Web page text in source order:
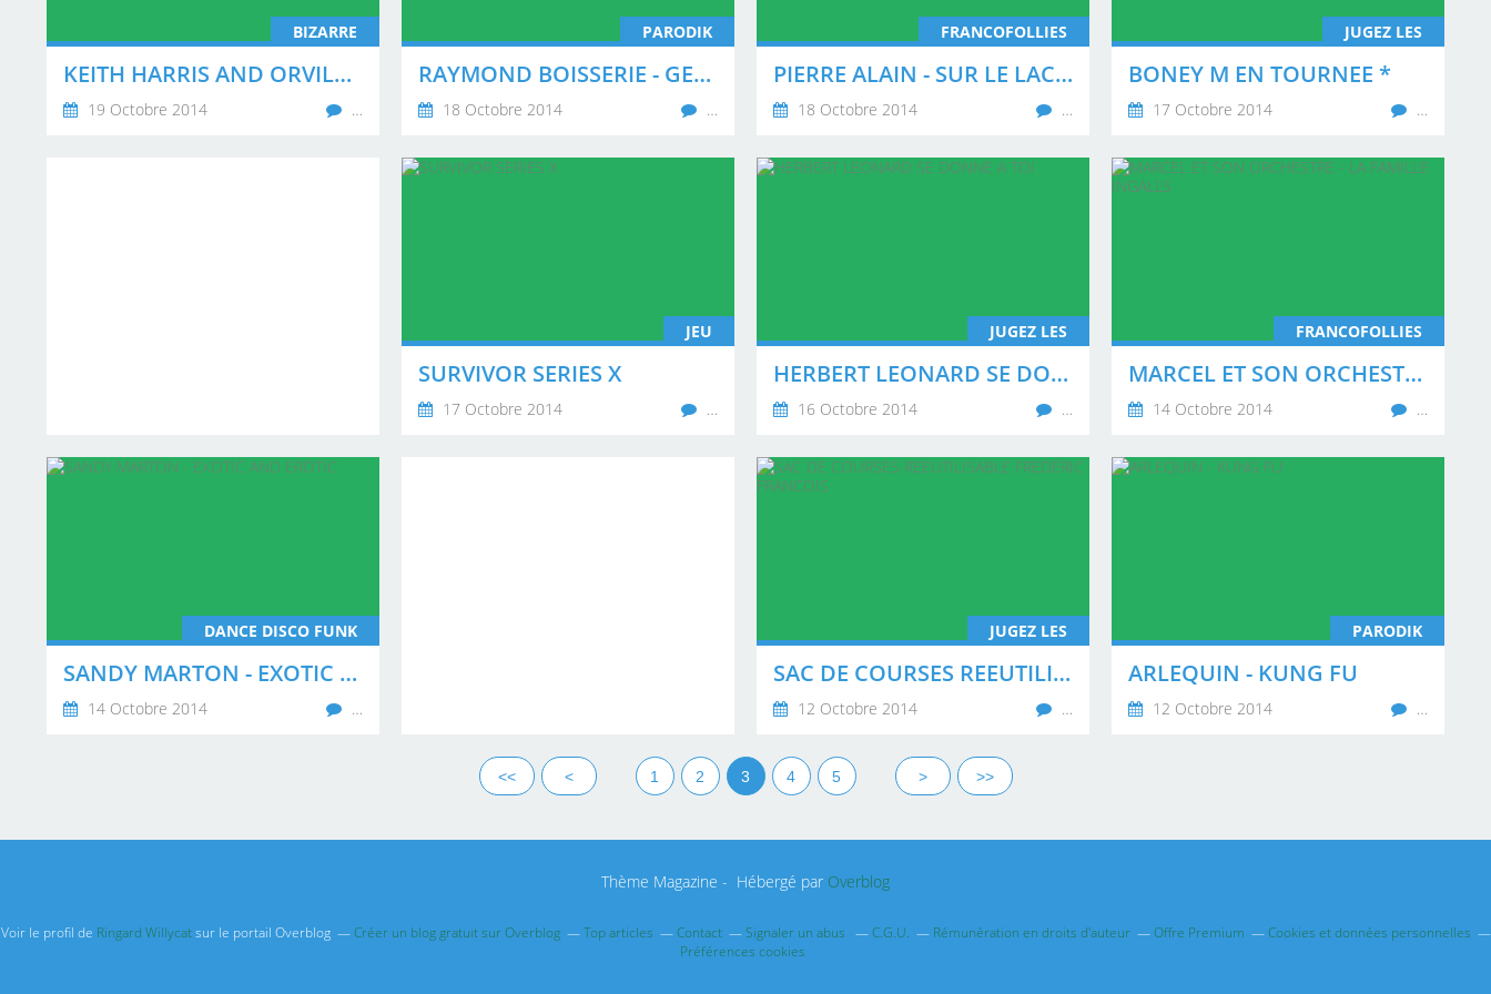
BIZARRE
KEITH HARRIS AND ORVILLE - I WISH I COULD FLY
19 Octobre 2014 …
PARODIK
RAYMOND BOISSERIE - GET BACK
18 Octobre 2014 …
FRANCOFOLLIES
PIERRE ALAIN - SUR LE LAC D'ANNECY
18 Octobre 2014 …
JUGEZ LES
BONEY M EN TOURNEE *
17 Octobre 2014 …
JEU
SURVIVOR SERIES X
17 Octobre 2014 …
JUGEZ LES
HERBERT LEONARD SE DONNE A TOI
16 Octobre 2014 …
FRANCOFOLLIES
MARCEL ET SON ORCHESTRE - LA FAMILLE INGALLS
14 Octobre 2014 …
DANCE DISCO FUNK
SANDY MARTON - EXOTIC AND EROTIC
14 Octobre 2014 …
JUGEZ LES
SAC DE COURSES REEUTILISABLE FREDERIC FRANCOIS
12 Octobre 2014 …
PARODIK
ARLEQUIN - KUNG FU
12 Octobre 2014 …
<< < 1 2 3 4 5 > >>
Thème Magazine - Hébergé par Overblog
Voir le profil de Ringard Willycatsur le portail Overblog Créer un blog gratuit sur Overblog Top articles Contact Signaler un abus C.G.U. Rémunération en droits d'auteur Offre Premium
Cookies et données personnelles
Préférences cookies